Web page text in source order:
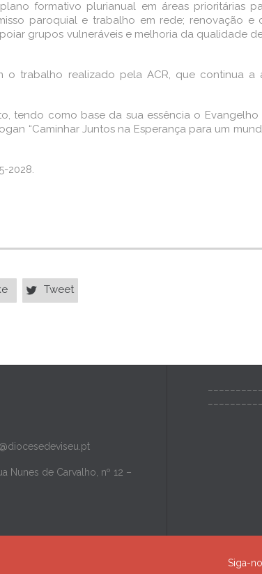
formativo plurianual em áreas prioritárias
paroquial e trabalho em rede; renovação e
grupos vulneráveis e melhoria da qualidade
o trabalho realizado pela ACR, que continua
tendo como base da sua essência o
“Caminhar Juntos na Esperança para um
2028.
 Tweet
Nunes de Carvalho, nº 12 –
Siga-